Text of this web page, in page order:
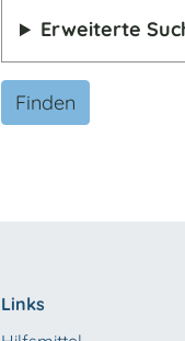
Erweiterte
Finden
Links